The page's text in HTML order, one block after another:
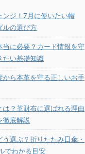
ンジ！7月に使いたい帽
ルの選び方
当に必要？カード情報を守
たい基礎知識
から本革を守る正しいお手
は？革財布に選ばれる理由
徹底解説
選ぶ？折りたたみ日傘・
でわかる目安